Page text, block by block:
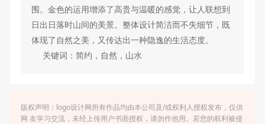
围。金色的运用增添了高贵与温暖的感觉，让人联想到
日出日落时山间的美景。整体设计简洁而不失细节，既
体现了自然之美，又传达出一种隐逸的生活态度。
关键词：简约，自然，山水
版权声明：logo设计网所有作品均由本公司及/或权利人授权发布，仅供
网 友学习交流，未经上传用户书面授权，请勿作他用。若您的权利被侵